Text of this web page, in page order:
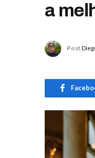
a
Post